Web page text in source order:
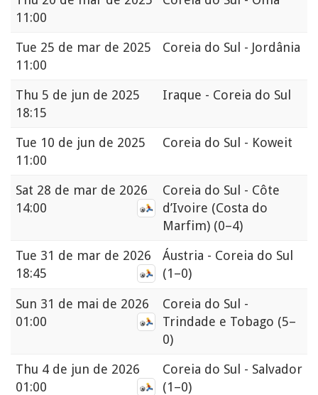
11:00
Tue 25 de mar de 2025
11:00
Coreia do Sul - Jordânia
Thu 5 de jun de 2025
18:15
Iraque - Coreia do Sul
Tue 10 de jun de 2025
11:00
Coreia do Sul - Koweit
Sat 28 de mar de 2026
14:00
Coreia do Sul - Côte
d’Ivoire (Costa do
Marfim) (0–4)
Tue 31 de mar de 2026
18:45
Áustria - Coreia do Sul
(1–0)
Sun 31 de mai de 2026
01:00
Coreia do Sul -
Trindade e Tobago (5–
0)
Thu 4 de jun de 2026
01:00
Coreia do Sul - Salvador
(1–0)